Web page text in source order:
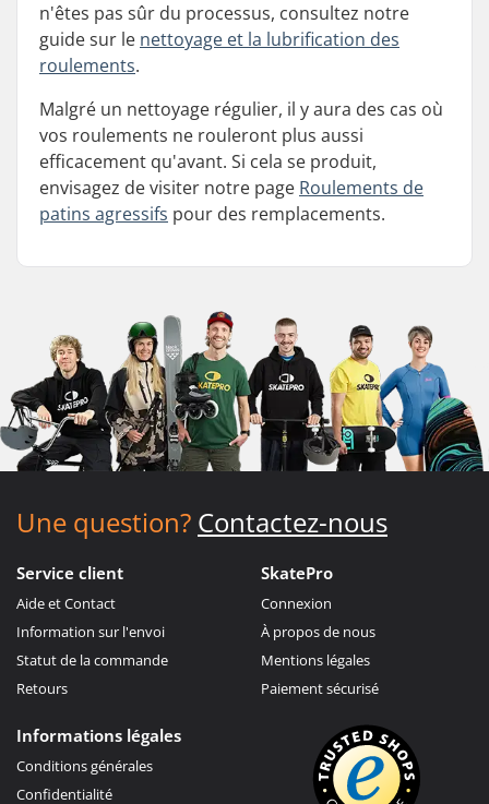
n'êtes pas sûr du processus, consultez notre
guide sur le nettoyage et la lubrification des
roulements.
Malgré un nettoyage régulier, il y aura des cas où
vos roulements ne rouleront plus aussi
efficacement qu'avant. Si cela se produit,
envisagez de visiter notre page Roulements de
patins agressifs pour des remplacements.
Une question? Contactez-nous
Service client
Aide et Contact
Information sur l'envoi
Statut de la commande
Retours
SkatePro
Connexion
À propos de nous
Mentions légales
Paiement sécurisé
Informations légales
Conditions générales
Confidentialité